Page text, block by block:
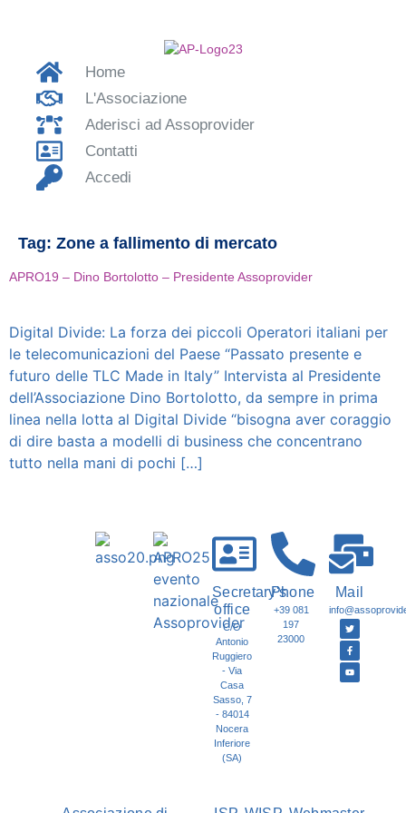
Home
L'Associazione
Aderisci ad Assoprovider
Contatti
Accedi
Tag: Zone a fallimento di mercato
APRO19 – Dino Bortolotto – Presidente Assoprovider
Digital Divide: La forza dei piccoli Operatori italiani per
le telecomunicazioni del Paese “Passato presente e
futuro delle TLC Made in Italy” Intervista al Presidente
dell’Associazione Dino Bortolotto, da sempre in prima
linea nella lotta al Digital Divide “bisogna aver coraggio
di dire basta a modelli di business che concentrano
tutto nella mani di pochi […]
Secretary's
office
C/O
Antonio
Ruggiero
- Via
Casa
Sasso, 7
- 84014
Nocera
Inferiore
(SA)
Phone
+39 081
197
23000
Mail